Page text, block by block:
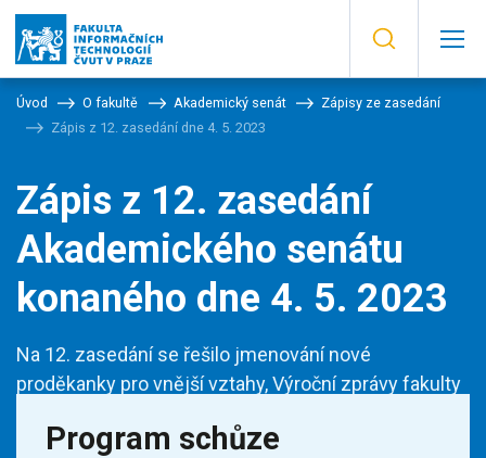
Úvod O fakultě Akademický senát
Zápisy ze zasedání
Zápis z 12. zasedání dne 4. 5. 2023
Zápis z 12. zasedání
Akademického senátu
konaného dne 4. 5. 2023
Na 12. zasedání se řešilo jmenování nové
proděkanky pro vnější vztahy, Výroční zprávy fakulty
Program schůze